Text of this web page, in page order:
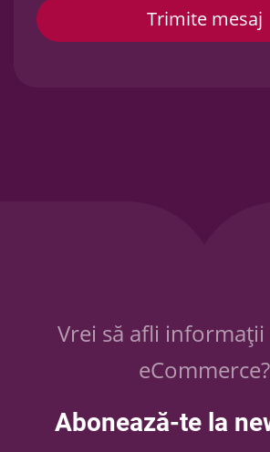
Vrei să afli
eCommerce?
Abonează-te la